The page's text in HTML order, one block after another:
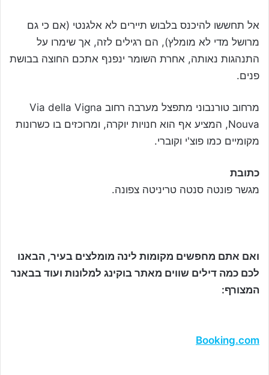
אל תחששו להיכנס בלבוש תיירים לא אלגנטי (אם כי גם
מרושל מדי לא מומלץ), הם רגילים לזה, אך שימרו על
התנהגות נאותה, אחרת השומר ינפנף אתכם החוצה בבושת
פנים.
מרחוב טורנבוני מתפצל מערבה רחוב Via della Vigna
Nouva, המציע אף הוא חנויות יוקרה, ומרוכזים בו כשרונות
מקומיים כמו פוצ'י וקוברי.
כתובת
מגשר פונטה סנטה טריניטה צפונה.
ואם אתם מחפשים מקומות לינה מומלצים בעיר, הבאנו
לכם כמה דילים שווים מאתר בוקינג למלונות ועוד בבאנר
המצורף:
Booking.com